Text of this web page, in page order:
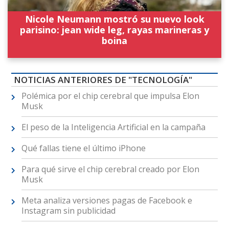
Nicole Neumann mostró su nuevo look
parisino: jean wide leg, rayas marineras y
boina
NOTICIAS ANTERIORES DE "TECNOLOGÍA"
Polémica por el chip cerebral que impulsa Elon
Musk
El peso de la Inteligencia Artificial en la campaña
Qué fallas tiene el último iPhone
Para qué sirve el chip cerebral creado por Elon
Musk
Meta analiza versiones pagas de Facebook e
Instagram sin publicidad